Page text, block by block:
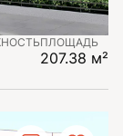
ПЛОЩАДЬ
207.38 м²